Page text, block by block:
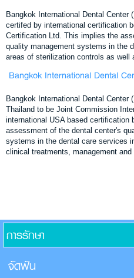
Bangkok International Dental Center
certifed by international certification
Certification Ltd. This implies the
quality management systems in the
areas of sterilization controls as well
Bangkok International Dental
Bangkok International Dental
Thailand to be Joint Commission
international USA based certification
assessment of the dental center's
systems in the dental care services
clinical treatments, management
การรักษา
จัดฟัน